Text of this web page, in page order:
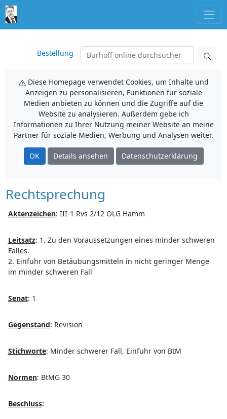
Bestellung
Diese Homepage verwendet Cookies, um Inhalte und
Anzeigen zu personalisieren, Funktionen für soziale
Medien anbieten zu können und die Zugriffe auf die
Website zu analysieren. Außerdem gebe ich
Informationen zu Ihrer Nutzung meiner Website an meine
Partner für soziale Medien, Werbung und Analysen weiter.
OK Details ansehen Datenschutzerklärung
Rechtsprechung
Aktenzeichen: III-1 Rvs 2/12 OLG Hamm
Leitsatz: 1. Zu den Voraussetzungen eines minder schweren
Falles.
2. Einfuhr von Betäubungsmitteln in nicht geringer Menge
im minder schweren Fall
Senat: 1
Gegenstand: Revision
Stichworte: Minder schwerer Fall, Einfuhr von BtM
Normen: BtMG 30
Beschluss: